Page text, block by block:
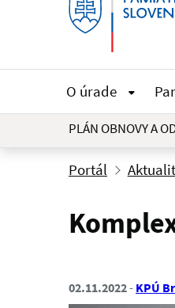
O úrade
PLÁN OBNOVY A
Portál
02.11.2022 KPÚ